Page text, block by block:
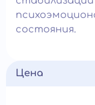
состояния.
Цена